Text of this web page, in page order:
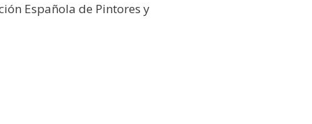
Española de Pintores y